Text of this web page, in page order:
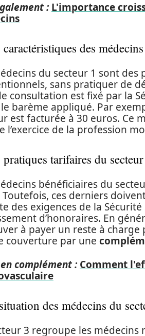
: L'importance
caractéristiques des
du secteur 1 sont
sans pratiquer de
consultation est fixé par la
barème appliqué. Par
est facturée à 30 euros. Ce
l’exercice de la profession
pratiques tarifaires du
bénéficiaires du
ces derniers
des exigences de la
d’honoraires. En
à payer un reste à charge
couverture par une
complément : Comment
des médecins du
3 regroupe les